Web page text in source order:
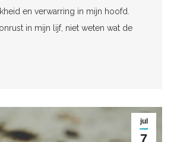
en verwarring in mijn hoofd.
in mijn lijf, niet weten wat de
jul
7